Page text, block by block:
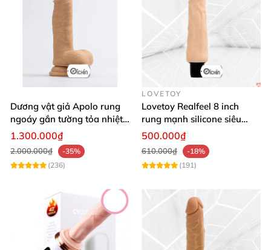
Dương vật giả Apolo rung
ngoáy gắn tường tỏa nhiệt
đa chế độ
1.300.000₫
2.000.000₫
-35%
(236)
LOVETOY
Lovetoy Realfeel 8 inch
rung mạnh silicone siêu
mềm
500.000₫
610.000₫
-18%
(191)